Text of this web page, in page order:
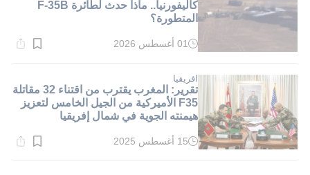
كاليفورنيا.. ماذا حدث لطائرة F-35B
المتطورة؟
وقت
دقيقة.
01 أغسطس 2026
افريقيا
تقرير: المغرب يقترب من اقتناء 32 مقاتلة
F35 الأميركية من الجيل الخامس لتعزيز
هيمنته الجوية في شمال إفريقيا
وقت
15 أغسطس 2025